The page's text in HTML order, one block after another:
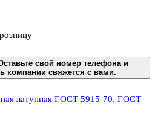
свой номер телефона и
компании свяжется с вами.
латунная ГОСТ 5915-70, ГОСТ